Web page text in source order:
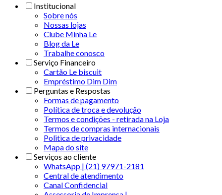
Institucional
Sobre nós
Nossas lojas
Clube Minha Le
Blog da Le
Trabalhe conosco
Serviço Financeiro
Cartão Le biscuit
Empréstimo Dim Dim
Perguntas e Respostas
Formas de pagamento
Política de troca e devolução
Termos e condições - retirada na Loja
Termos de compras internacionais
Politica de privacidade
Mapa do site
Serviços ao cliente
WhatsApp | (21) 97971-2181
Central de atendimento
Canal Confidencial